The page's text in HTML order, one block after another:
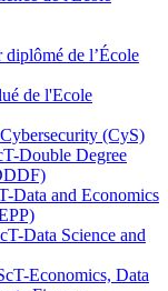
de l’École
de l'Ecole
(CyS)
Double Degree
Data and Economics
Data Science and
Economics, Data